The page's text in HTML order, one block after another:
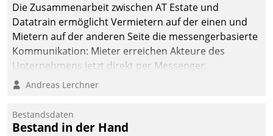
Die Zusammenarbeit zwischen AT Estate und
Datatrain ermöglicht Vermietern auf der einen und
Mietern auf der anderen Seite die messengerbasierte
Kommunikation: Mieter erreichen Akteure des
Unternehmens jetzt direkt per Messenger,
Mitarbeiter oder Dienstleister empfangen oder
Andreas Lerchner
Bestandsdaten
Bestand in der Hand